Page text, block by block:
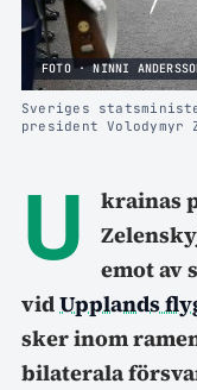
FOTO · NINNI
Sveriges
president Volodymyr
U
krainas
emot av
vidUpplands
sker inom
bilaterala